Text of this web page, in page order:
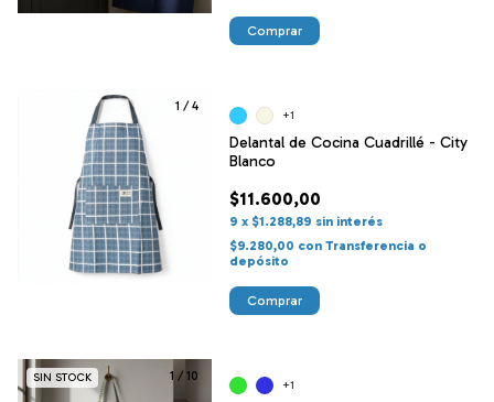
Comprar
1 /4
Delantal de Cocina Cuadrillé - City
Blanco
$11.600,00
9 x $1.288,89 sin interés
$9.280,00 con Transferencia o
depósito
+1
Comprar
1 / 10
SIN STOCK
+1